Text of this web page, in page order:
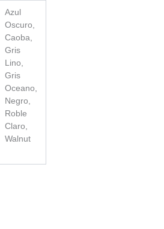
Azul
Oscuro,
Caoba,
Gris
Lino,
Gris
Oceano,
Negro,
Roble
Claro,
Walnut